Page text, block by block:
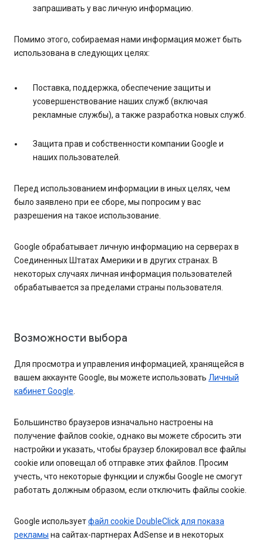
запрашивать у вас личную информацию.
Помимо этого, собираемая нами информация может быть
использована в следующих целях:
Поставка, поддержка, обеспечение защиты и
усовершенствование наших служб (включая
рекламные службы), а также разработка новых служб.
Защита прав и собственности компании Google и
наших пользователей.
Перед использованием информации в иных целях, чем
было заявлено при ее сборе, мы попросим у вас
разрешения на такое использование.
Google обрабатывает личную информацию на серверах в
Соединенных Штатах Америки и в других странах. В
некоторых случаях личная информация пользователей
обрабатывается за пределами страны пользователя.
Возможности выбора
Для просмотра и управления информацией, хранящейся в
вашем аккаунте Google, вы можете использовать Личный
кабинет Google
Большинство браузеров изначально настроены на
получение файлов cookie, однако вы можете сбросить эти
настройки и указать, чтобы браузер блокировал все файлы
cookie или оповещал об отправке этих файлов. Просим
учесть, что некоторые функции и службы Google не смогут
работать должным образом, если отключить файлы cookie.
Google используетфайл cookie DoubleClick для показа
рекламы на сайтах-партнерах AdSense и в некоторых